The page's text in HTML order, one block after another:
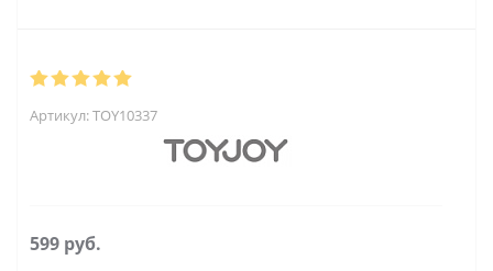
Артикул:TOY10337
599 руб.